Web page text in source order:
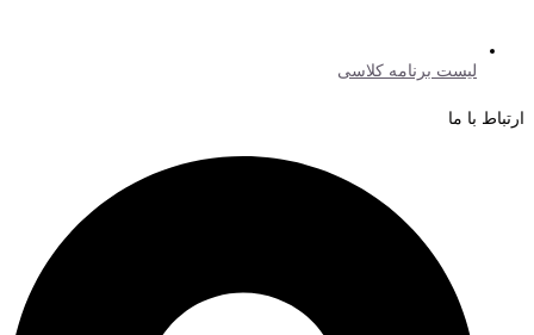
لیست برنامه کلاسی
ارتباط با ما